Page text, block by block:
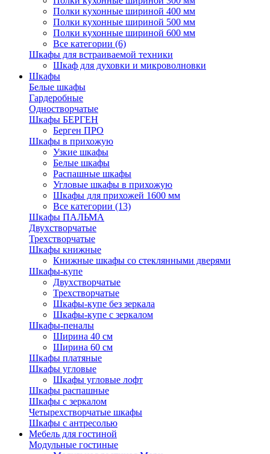
Полки кухонные шириной 400 мм
Полки кухонные шириной 500 мм
Полки кухонные шириной 600 мм
Все категории (6)
Шкафы для встраиваемой техники
Шкаф для духовки и микроволновки
Шкафы
Белые шкафы
Гардеробные
Одностворчатые
Шкафы БЕРГЕН
Берген ПРО
Шкафы в прихожую
Узкие шкафы
Белые шкафы
Распашные шкафы
Угловые шкафы в прихожую
Шкафы для прихожей 1600 мм
Все категории (13)
Шкафы ПАЛЬМА
Двухстворчатые
Трехстворчатые
Шкафы книжные
Книжные шкафы со стеклянными дверями
Шкафы-купе
Двухстворчатые
Трехстворчатые
Шкафы-купе без зеркала
Шкафы-купе с зеркалом
Шкафы-пеналы
Ширина 40 см
Ширина 60 см
Шкафы платяные
Шкафы угловые
Шкафы угловые лофт
Шкафы распашные
Шкафы с зеркалом
Четырехстворчатые шкафы
Шкафы с антресолью
Мебель для гостиной
Модульные гостиные